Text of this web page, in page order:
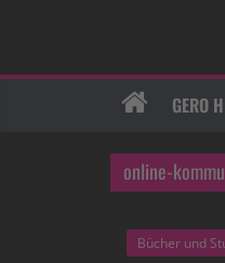
GERO
online-
Bücher und